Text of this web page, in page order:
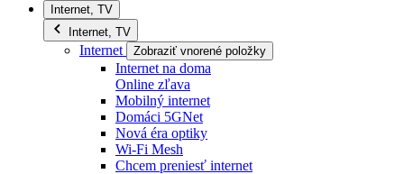
Internet, TV
Internet, TV
Internet Zobraziť vnorené položky
Internet na doma
Online zľava
Mobilný internet
Domáci 5GNet
Nová éra optiky
Wi-Fi Mesh
Chcem preniesť internet